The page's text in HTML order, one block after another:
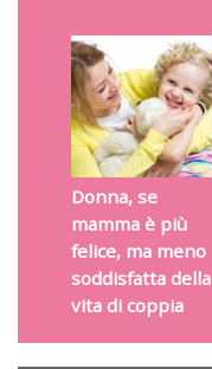
Donna, se
mamma è più
felice, ma meno
soddisfatta della
vita di coppia